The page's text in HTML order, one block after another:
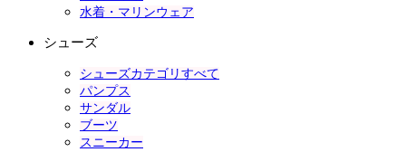
水着・マリンウェア
シューズ
シューズカテゴリすべて
パンプス
サンダル
ブーツ
スニーカー